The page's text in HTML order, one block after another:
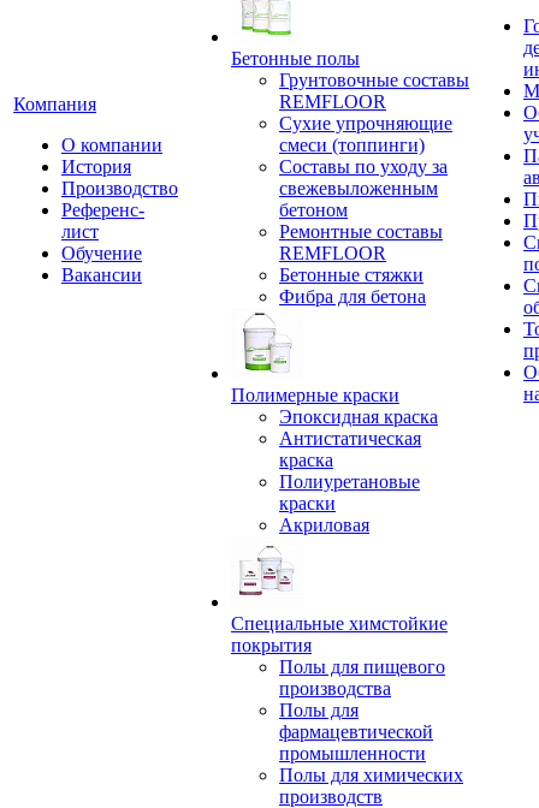
Компания
О компании
История
Производство
Референс-
лист
Обучение
Вакансии
Бетонные полы
Грунтовочные составы
REMFLOOR
Сухие упрочняющие
смеси (топпинги)
Составы по уходу за
свежевыложенным
бетоном
Ремонтные составы
REMFLOOR
Бетонные стяжки
Фибра для бетона
Полимерные краски
Эпоксидная краска
Антистатическая
краска
Полиуретановые
краски
Акриловая
Специальные химстойкие
покрытия
Полы для пищевого
производства
Полы для
фармацевтической
промышленности
Полы для химических
производств